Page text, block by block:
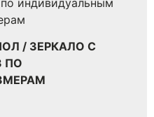
/ ЗЕРКАЛО С
ПО